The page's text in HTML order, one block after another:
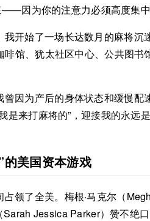
——因为你的注意力必须高度集中
我开始了一场长达数月的麻将
啡馆、犹太社区中心、公共图
曾因为产后的身体状态和缓慢
是来打麻将的”，迎接我的永远
的美国资本游戏
占领了全美。梅根·马克尔（
Sarah Jessica Parker）赞不